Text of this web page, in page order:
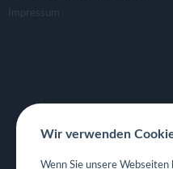
Impressum
Wir verwenden
Wenn Sie unsere Webseiten